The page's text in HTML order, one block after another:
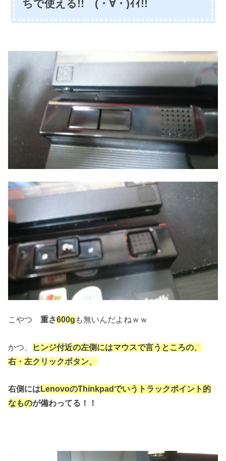
ちで使える!! (・∀・)ｲｲ!!
こやつ重さ600g も無いんだよねｗｗ
かつ、
ヒンジ付近の左側にはマウスで言うところの、
右・左クリックボタン、
右側にはLenovoのThinkpadでいうトラックポイント的
なものが備わってる！！